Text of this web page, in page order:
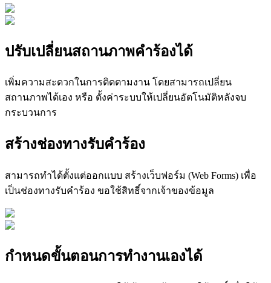
ปรับเปลี่ยนสถานภาพคําร้องได้
เพิ่มความสะดวกในการติดตามงาน โดยสามารถเปลี่ยน
สถานภาพได้เอง หรือ ตั้งค่าระบบให้เปลี่ยนอัตโนมัติหลังจบ
กระบวนการ
สร้างช่องทางรับคำร้อง
สามารถทำได้ตั้งแต่ออกแบบ สร้างเว็บฟอร์ม (Web Forms) เพื่อ
เป็นช่องทางรับคำร้อง ขอใช้สิทธิ์จากเจ้าของข้อมูล
กำหนดขั้นตอนการทำงานเองได้